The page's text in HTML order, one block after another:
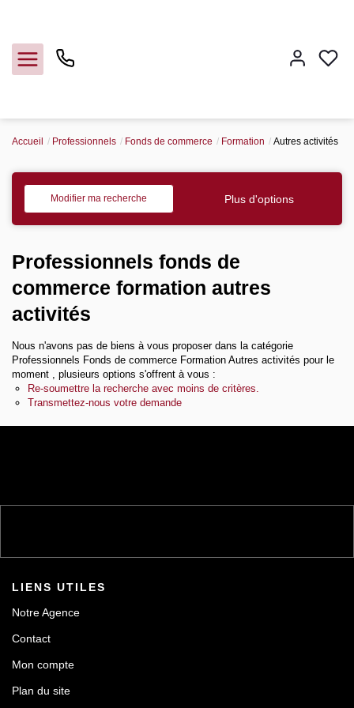
Acheter
Gerer
Syndic
Notre agence
Contact
Accueil Professionnels Fonds de commerce Formation Autres activités
Modifier ma recherche Plus d'options
Professionnels fonds de
commerce formation autres
activités
Nous n'avons pas de biens à vous proposer dans la catégorie
Professionnels Fonds de commerce Formation Autres activités pour le
moment , plusieurs options s'offrent à vous :
Re-soumettre la recherche avec moins de critères.
Transmettez-nous votre demande
LIENS UTILES
Notre Agence
Contact
Mon compte
Plan du site